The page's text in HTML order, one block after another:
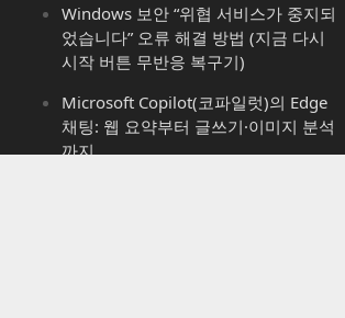
Windows 보안 “위협 서비스가 중지되
었습니다” 오류 해결 방법 (지금 다시
시작 버튼 무반응 복구기)
Microsoft Copilot(코파일럿)의 Edge
채팅: 웹 요약부터 글쓰기·이미지 분석
까지